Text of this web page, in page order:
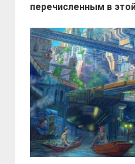
перечисленным в